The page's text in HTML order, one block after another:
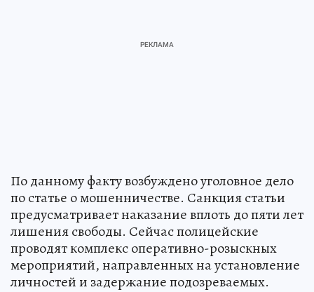
По данному факту возбуждено уголовное дело
по статье о мошенничестве. Санкция статьи
предусматривает наказание вплоть до пяти лет
лишения свободы. Сейчас полицейские
проводят комплекс оперативно-розыскных
мероприятий, направленных на установление
личностей и задержание подозреваемых.